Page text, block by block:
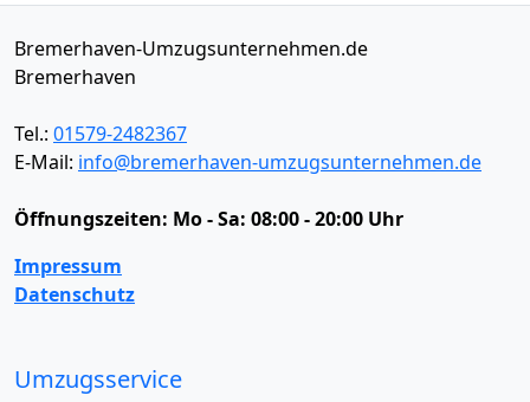
Bremerhaven-Umzugsunternehmen.de
Bremerhaven
Tel.: 01579-2482367
E-Mail: info@bremerhaven-umzugsunternehmen.de
Öffnungszeiten: Mo - Sa: 08:00 - 20:00 Uhr
Impressum
Datenschutz
Umzugsservice